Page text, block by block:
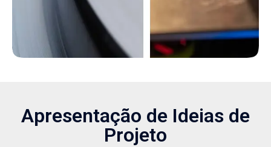
Apresentação de Ideias de
Projeto